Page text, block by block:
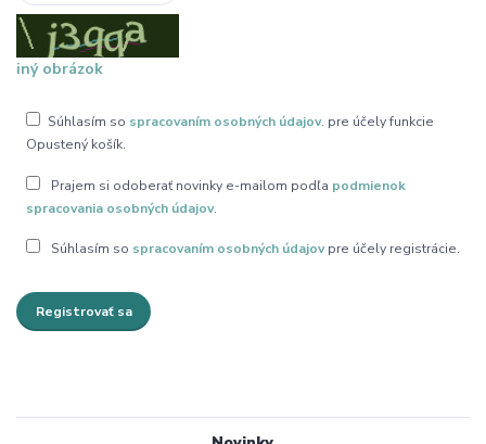
iný obrázok
Súhlasím so spracovaním osobných údajov. pre účely funkcie
Opustený košík.
Prajem si odoberať novinky e-mailom podľa podmienok
spracovania osobných údajov.
Súhlasím so spracovaním osobných údajovpre účely registrácie.
Registrovať sa